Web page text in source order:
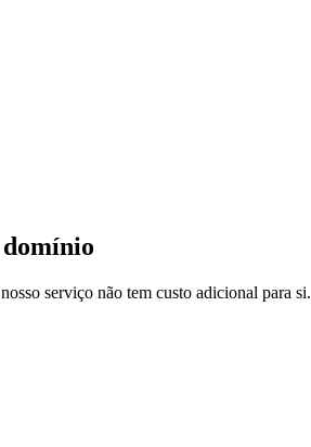
serviço não tem custo adicional para si.